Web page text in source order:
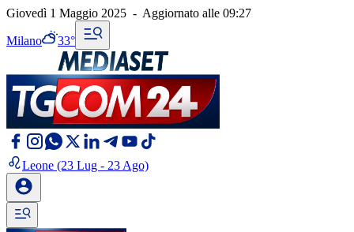
Giovedì 1 Maggio 2025 - Aggiornato alle 09:27
Milano 33°
Leone (23 Lug - 23 Ago)